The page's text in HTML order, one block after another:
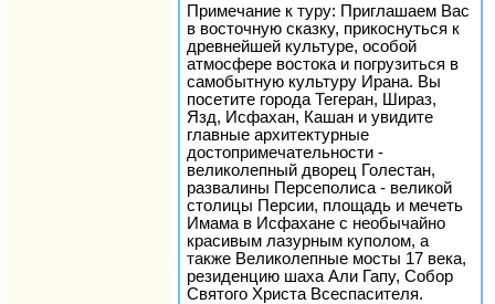
Примечание к туру: Приглашаем Вас
в восточную сказку, прикоснуться к
древнейшей культуре, особой
атмосфере востока и погрузиться в
самобытную культуру Ирана. Вы
посетите города Тегеран, Шираз,
Язд, Исфахан, Кашан и увидите
главные архитектурные
достопримечательности -
великолепный дворец Голестан,
развалины Персеполиса - великой
столицы Персии, площадь и мечеть
Имама в Исфахане с необычайно
красивым лазурным куполом, а
также Великолепные мосты 17 века,
резиденцию шаха Али Гапу, Собор
Святого Христа Всеспасителя.